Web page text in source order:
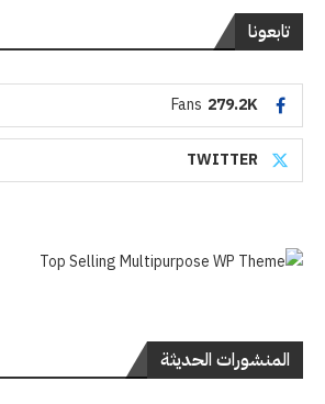
تابعونا
279.2K
Fans
TWITTER
المنشورات الحديثة